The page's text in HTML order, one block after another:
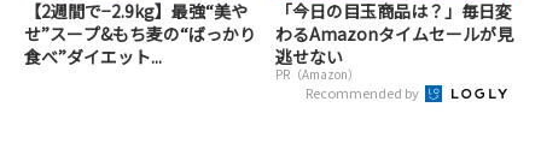
【2週間で−2.9kg】最強“美や
せ”スープ&もち麦の“ばっかり
食べ”ダイエット...
「今日の目玉商品は？」毎日変
わるAmazonタイムセールが見
逃せない
PR（Amazon）
Recommended by